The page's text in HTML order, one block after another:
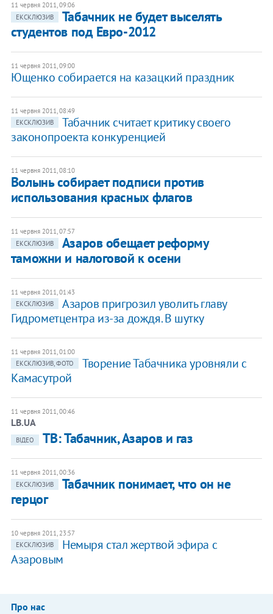
11 червня 2011, 09:06
ЕКСКЛЮЗИВ
Табачник не будет выселять
студентов под Евро-2012
11 червня 2011, 09:00
Ющенко собирается на казацкий праздник
11 червня 2011, 08:49
ЕКСКЛЮЗИВ
Табачник считает критику своего
законопроекта конкуренцией
11 червня 2011, 08:10
Волынь собирает подписи против
использования красных флагов
11 червня 2011, 07:57
ЕКСКЛЮЗИВ
Азаров обещает реформу
таможни и налоговой к осени
11 червня 2011, 01:43
ЕКСКЛЮЗИВ
Азаров пригрозил уволить главу
Гидрометцентра из-за дождя. В шутку
11 червня 2011, 01:00
ЕКСКЛЮЗИВ, ФОТО
Творение Табачника уровняли с
Камасутрой
11 червня 2011, 00:46
LB.UA
ВІДЕО ТВ: Табачник, Азаров и газ
11 червня 2011, 00:36
ЕКСКЛЮЗИВ
Табачник понимает, что он не
герцог
10 червня 2011, 23:57
ЕКСКЛЮЗИВ
Немыря стал жертвой эфира с
Азаровым
Про нас